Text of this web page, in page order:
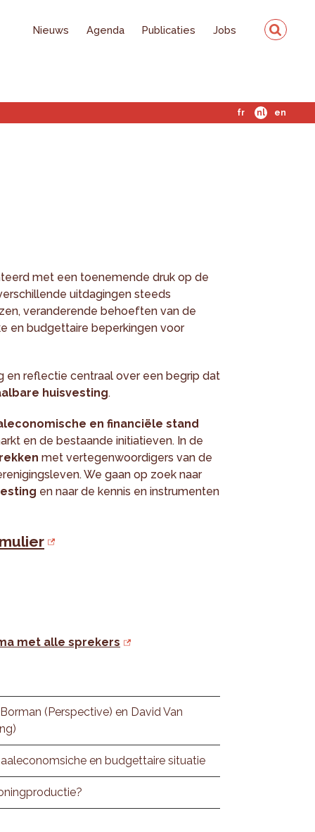
Nieuws Agenda Publicaties Jobs
fr nl en
met een toenemende druk op de
uitdagingen steeds
veranderende behoeften van de
en budgettaire beperkingen voor
en reflectie centraal over een begrip dat
huisvesting.
en financiële stand
en de bestaande initiatieven. In de
met vertegenwoordigers van de
We gaan op zoek naar
en naar de kennis en instrumenten
met alle sprekers
(Perspective) en David Van
en budgettaire situatie